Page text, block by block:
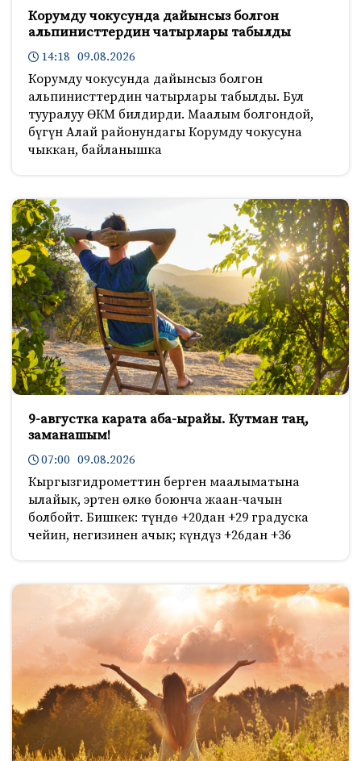
Корумду чокусунда дайынсыз болгон
альпинисттердин чатырлары табылды
14:18 09.08.2026
Корумду чокусунда дайынсыз болгон
альпинисттердин чатырлары табылды. Бул
тууралуу ӨКМ билдирди. Маалым болгондой,
бүгүн Алай районундагы Корумду чокусуна
чыккан, байланышка
9-августка карата аба-ырайы. Кутман таң,
заманашым!
07:00 09.08.2026
Кыргызгидрометтин берген маалыматына
ылайык, эртен өлкө боюнча жаан-чачын
болбойт. Бишкек: түндө +20дан +29 градуска
чейин, негизинен ачык; күндүз +26дан +36